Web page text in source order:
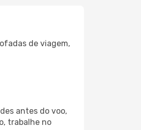
de viagem,
antes do voo,
trabalhe no